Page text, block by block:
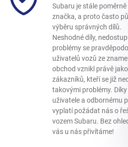
Subaru je stále
značka, a proto často
výběru správných dílů.
Neshodné díly,
problémy se
uživatelů vozů ze
obchod vznikl právě
zákazníků, kteří se již
takovými problémy.
uživatele a odbornému
vyplatí požádat nás o
vozem Subaru. Bez
vás u nás přivítáme!